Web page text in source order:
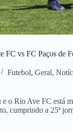
FC vs FC Paços de
Futebol, Geral,
o Rio Ave FC está
cumprindo a 25ª